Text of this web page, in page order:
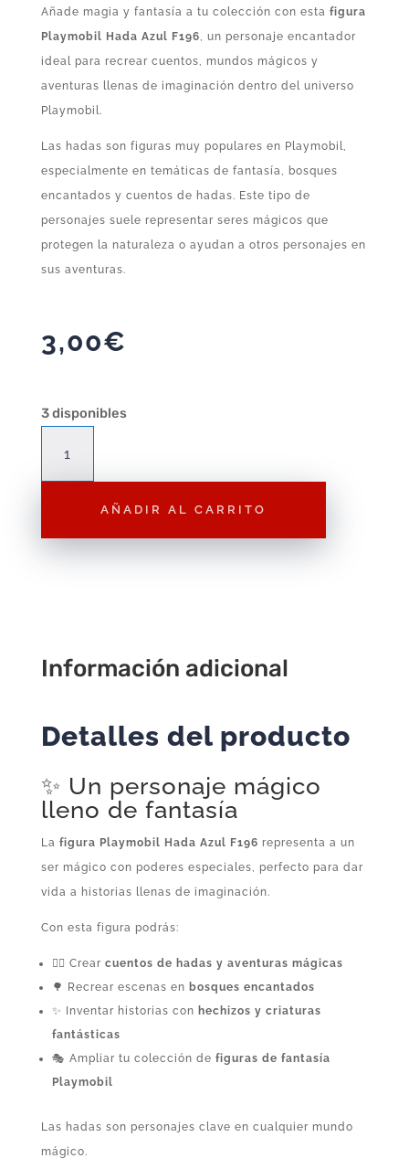
Añade magia y fantasía a tu colección con esta figura
Playmobil Hada Azul F196, un personaje encantador
ideal para recrear cuentos, mundos mágicos y
aventuras llenas de imaginación dentro del universo
Playmobil.
Las hadas son figuras muy populares en Playmobil,
especialmente en temáticas de fantasía, bosques
encantados y cuentos de hadas. Este tipo de
personajes suele representar seres mágicos que
protegen la naturaleza o ayudan a otros personajes en
sus aventuras.
3,00€
3 disponibles
Playmobil
F196
AÑADIR AL CARRITO
Información adicional
Detalles del producto
✨ Un personaje mágico
lleno de fantasía
La figura Playmobil Hada Azul F196 representa a un
ser mágico con poderes especiales, perfecto para dar
vida a historias llenas de imaginación.
Con esta figura podrás:
🧚‍♀️ Crear cuentos de hadas y aventuras mágicas
🌳 Recrear escenas en bosques encantados
✨ Inventar historias con hechizos y criaturas
fantásticas
🎭 Ampliar tu colección de figuras de fantasía
Playmobil
Las hadas son personajes clave en cualquier mundo
mágico.